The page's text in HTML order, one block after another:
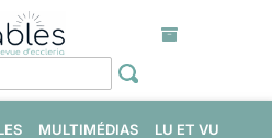
MULTIMÉDIAS LU ET VU